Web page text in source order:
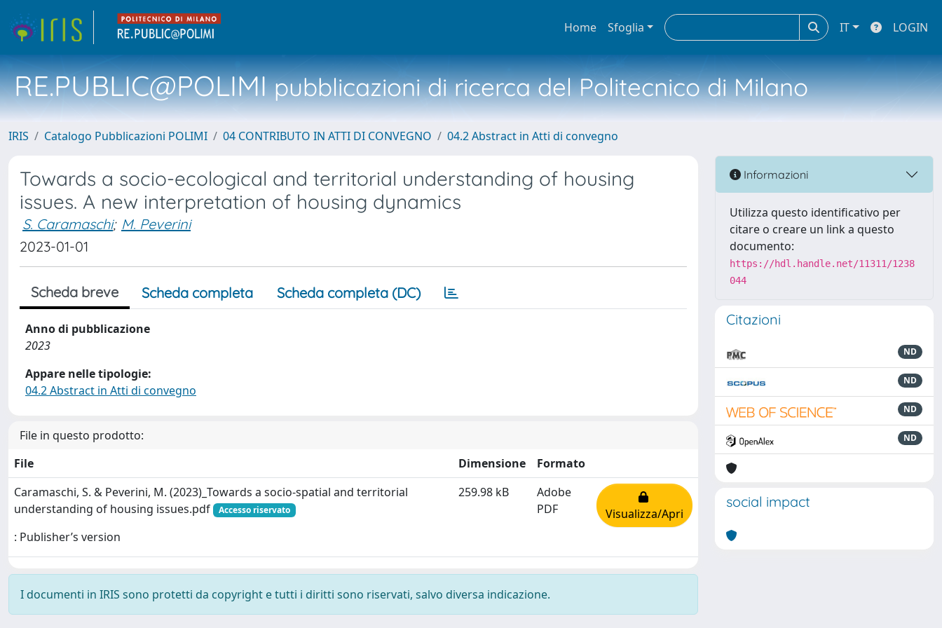
Home Sfoglia IT LOGIN
RE.PUBLIC@POLIMIpubblicazioni di ricerca del Politecnico di Milano
IRIS Catalogo Pubblicazioni POLIMI 04 CONTRIBUTO IN ATTI DI CONVEGNO 04.2 Abstract in Atti di convegno
Towards a socio-ecological and territorial understanding of housing
issues. A new interpretation of housing dynamics
S. Caramaschi; M. Peverini
2023-01-01
Scheda breve Scheda completa Scheda completa (DC)
Anno di pubblicazione
2023
Appare nelle tipologie:
04.2 Abstract in Atti di convegno
File in questo prodotto:
File
Dimensione
Formato
Caramaschi, S. & Peverini, M. (2023)_Towards a socio-spatial and territorial
understanding of housing issues.pdf
Accesso riservato
: Publisher’s version
259.98 kB
Adobe
PDF
Visualizza/Apri
I documenti in IRIS sono protetti da copyright e tutti i diritti sono riservati, salvo diversa indicazione.
Informazioni
Utilizza questo identificativo per
citare o creare un link a questo
documento:
https://hdl.handle.net/11311/1238
044
Citazioni
ND
ND
ND
ND
social impact